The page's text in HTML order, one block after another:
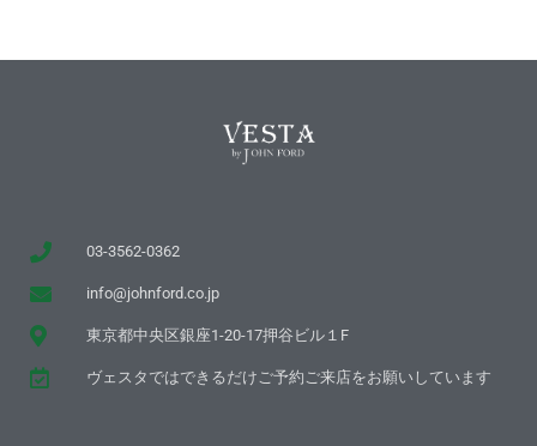
03-3562-0362
info@johnford.co.jp
東京都中央区銀座1-20-17押谷ビル１F
ヴェスタではできるだけご予約ご来店をお願いしています